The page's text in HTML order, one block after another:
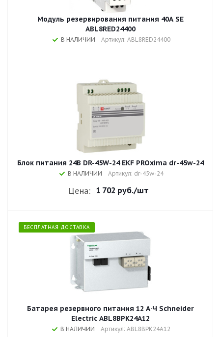
Модуль резервирования питания 40A SE
ABL8RED24400
В НАЛИЧИИ Артикул: ABL8RED24400
Блок питания 24В DR-45W-24 EKF PROxima dr-45w-24
В НАЛИЧИИ Артикул: dr-45w-24
Цена: 1 702 руб./шт
БЕСПЛАТНАЯ ДОСТАВКА
Батарея резервного питания 12 А·Ч Schneider
Electric ABL8BPK24A12
В НАЛИЧИИ Артикул: ABL8BPK24A12